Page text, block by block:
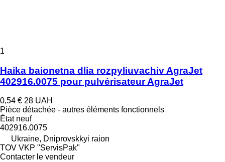
1
Haika baionetna dlia rozpyliuvachiv AgraJet
402916.0075 pour pulvérisateur AgraJet
0,54 € 28 UAH
Pièce détachée - autres éléments fonctionnels
Étatneuf
402916.0075
Ukraine, Dniprovskkyi raion
TOV VKP "ServisPak"
Contacter le vendeur